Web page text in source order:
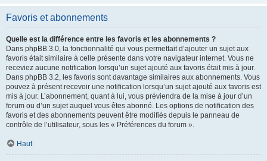
Favoris et abonnements
Quelle est la différence entre les favoris et les abonnements ?
Dans phpBB 3.0, la fonctionnalité qui vous permettait d’ajouter un sujet aux
favoris était similaire à celle présente dans votre navigateur internet. Vous ne
receviez aucune notification lorsqu’un sujet ajouté aux favoris était mis à jour.
Dans phpBB 3.2, les favoris sont davantage similaires aux abonnements. Vous
pouvez à présent recevoir une notification lorsqu’un sujet ajouté aux favoris est
mis à jour. L’abonnement, quant à lui, vous préviendra de la mise à jour d’un
forum ou d’un sujet auquel vous êtes abonné. Les options de notification des
favoris et des abonnements peuvent être modifiés depuis le panneau de
contrôle de l’utilisateur, sous les « Préférences du forum ».
Haut